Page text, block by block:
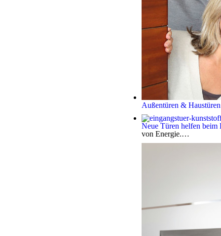
Außentüren & Haustüren
Neue Türen helfen beim
von Energie.…